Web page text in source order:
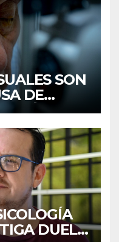
SON
DE
MÉXICO,
DEL
DUELO